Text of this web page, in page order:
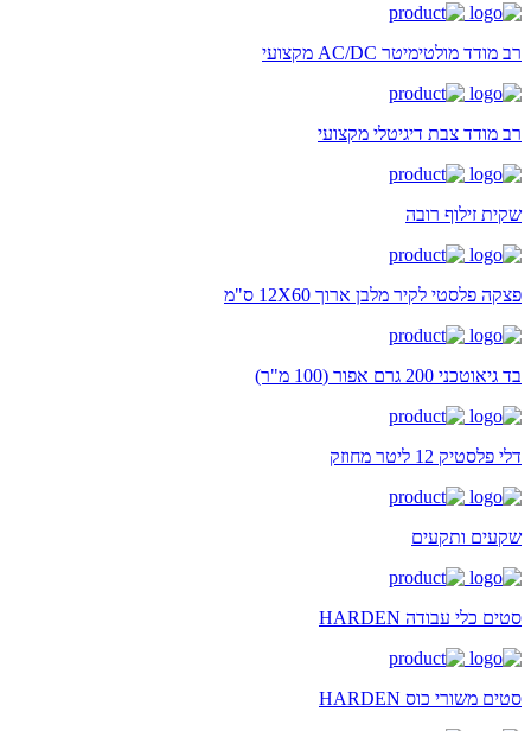
רב מודד מולטימיטר AC/DC מקצועי
רב מודד צבת דיגיטלי מקצועי
שקית זילוף רובה
פצקה פלסטי לקיר מלבן ארוך 12X60 ס"מ
בד גיאוטכני 200 גרם אפור (100 מ"ר)
דלי פלסטיק 12 ליטר מחוזק
שקעים ותקעים
סטים כלי עבודה HARDEN
סטים משורי כוס HARDEN